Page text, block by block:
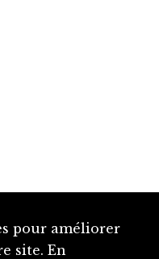
pour améliorer
site. En